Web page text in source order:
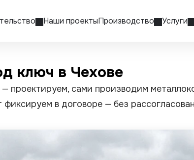
Наши проектыПроизводство Услуги
ключ в Чехове
— проектируем, сами производим
в договоре — без